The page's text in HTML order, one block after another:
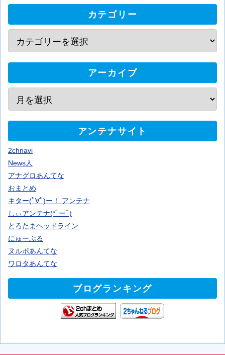
カテゴリー
アーカイブ
アンテナサイト
2chnavi
News人
アナグロあんてな
おまとめ
キター(ﾟ∀ﾟ)ー！ アンテナ
しぃアンテナ(*ﾟーﾟ)
とろたまヘッドライン
にゅーぷる
ヌルポあんてな
ワロタあんてな
ブログランキング